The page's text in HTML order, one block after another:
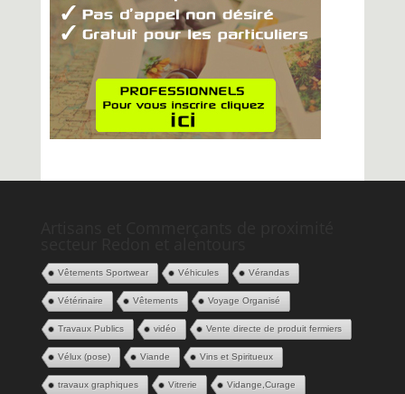
Vêtements Sportwear Véhicules Vérandas
Vétérinaire Vêtements Voyage Organisé
Travaux Publics vidéo Vente directe de produit fermiers
Vélux (pose) Viande Vins et Spiritueux
travaux graphiques Vitrerie Vidange,Curage